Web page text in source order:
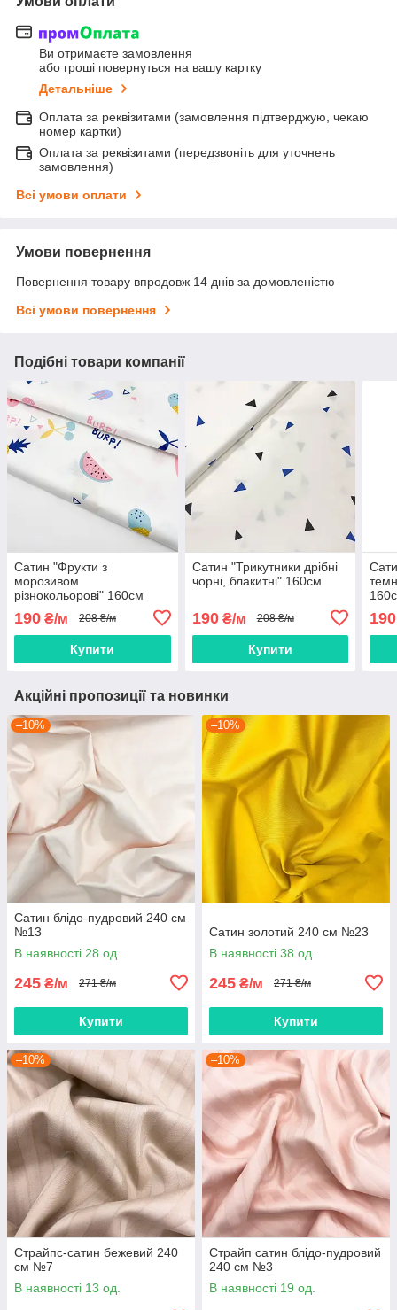
Ви отримаєте замовлення
або гроші повернуться на вашу картку
Детальніше
Оплата за реквізитами (замовлення підтверджую, чекаю
номер картки)
Оплата за реквізитами (передзвоніть для уточнень
замовлення)
Всі умови оплати
Умови повернення
Повернення товару впродовж 14 днів за домовленістю
Всі умови повернення
Подібні товари компанії
Сатин "Фрукти з
морозивом
різнокольорові" 160см
190 ₴/м 208 ₴/м
Купити
Сатин "Трикутники дрібні
чорні, блакитні" 160см
190₴/м 208 ₴/м
Купити
190
Акційні пропозиції та новинки
–10%
Сатин блідо-пудровий 240 см
№13
В наявності 28 од.
245 ₴/м 271 ₴/м
Купити
–10%
Сатин золотий 240 см №23
В наявності 38 од.
245 ₴/м 271 ₴/м
Купити
–10%
Страйпс-сатин бежевий 240
см №7
В наявності 13 од.
–10%
Страйп сатин блідо-пудровий
240 см №3
В наявності 19 од.